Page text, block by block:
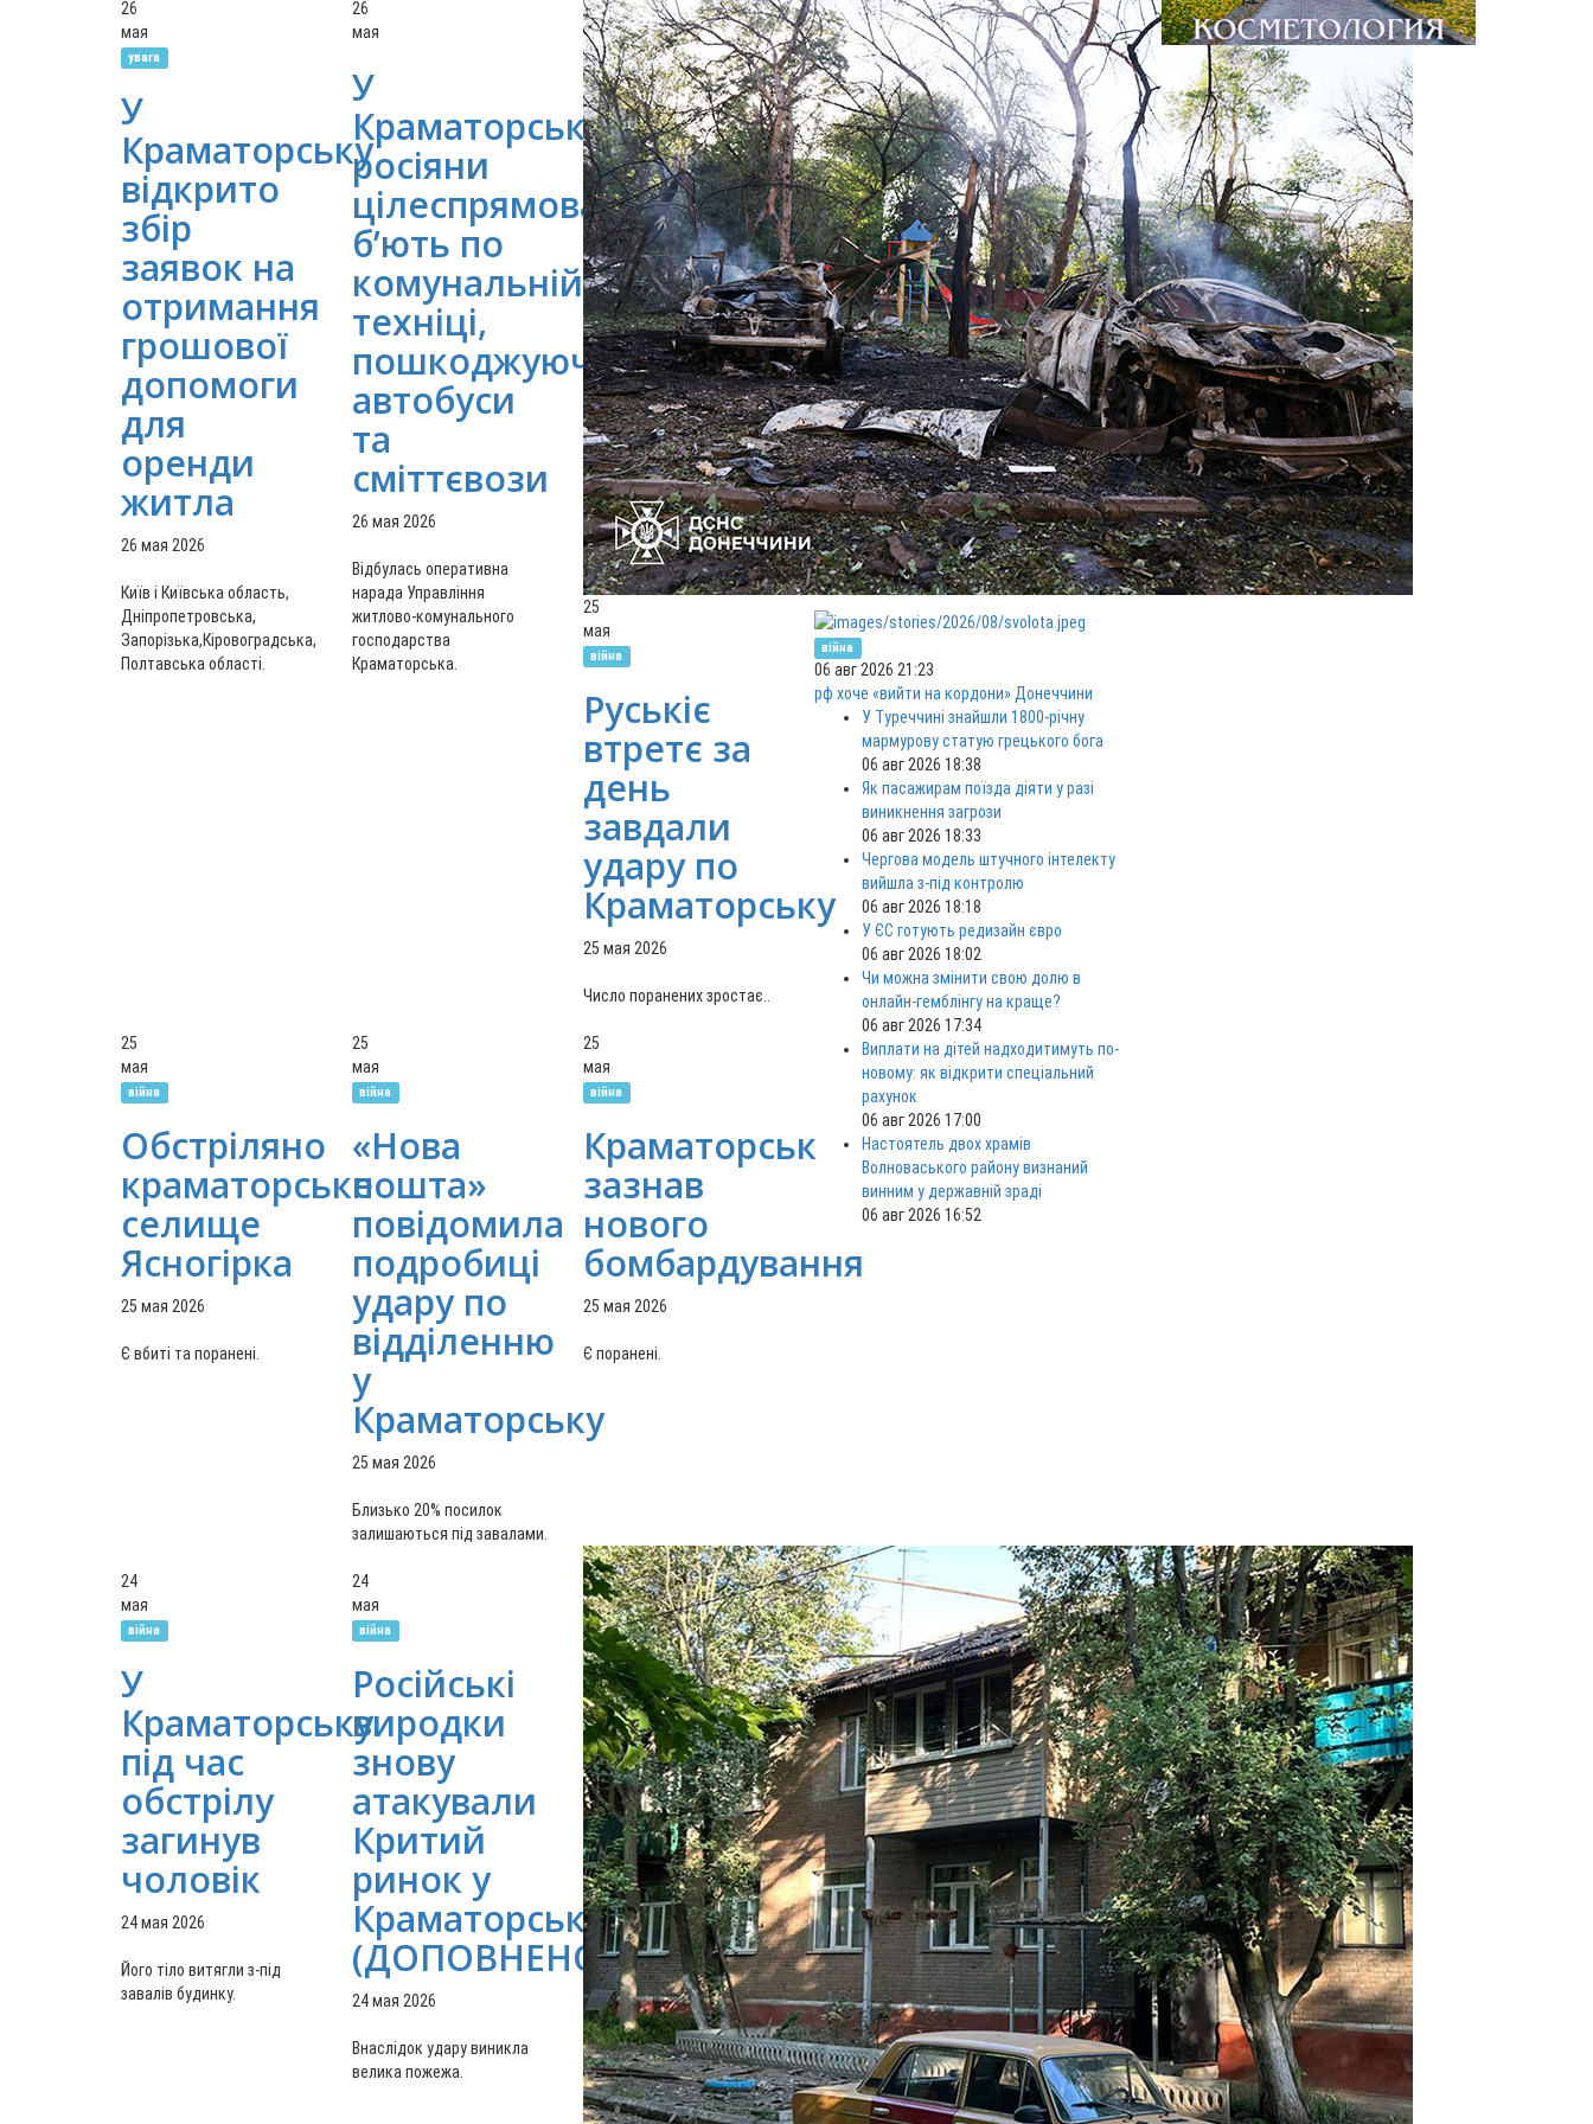
26
мая
увага
У
Краматорську
відкрито
збір
заявок на
отримання
грошової
допомоги
для
оренди
житла
26 мая 2026
Київ і Київська область,
Дніпропетровська,
Запорізька,Кіровоградська,
Полтавська області.
26
мая
У
Краматорську
росіяни
цілеспрямовано
б’ють по
комунальній
техніці,
пошкоджуючи
автобуси
та
сміттєвози
26 мая 2026
Відбулась оперативна
нарада Управління
житлово-комунального
господарства
Краматорська.
25
мая
війна
Руськіє
втретє за
день
завдали
удару по
Краматорську
25 мая 2026
Число поранених зростає..
25
мая
війна
Обстріляно
краматорське
селище
Ясногірка
25 мая 2026
Є вбиті та поранені.
25
мая
війна
«Нова
пошта»
повідомила
подробиці
удару по
відділенню
у
Краматорську
25 мая 2026
Близько 20% посилок
залишаються під завалами.
25
мая
війна
Краматорськ
зазнав
нового
бомбардування
25 мая 2026
Є поранені.
24
мая
війна
У
Краматорську
під час
обстрілу
загинув
чоловік
24 мая 2026
Його тіло витягли з-під
завалів будинку.
24
мая
війна
Російські
виродки
знову
атакували
Критий
ринок у
Краматорську
(ДОПОВНЕНО)
24 мая 2026
Внаслідок удару виникла
велика пожежа.
Останні Новини
війна
06 авг 2026 21:23
рф хоче «вийти на кордони» Донеччини
У Туреччині знайшли 1800-річну
мармурову статую грецького бога
06 авг 2026 18:38
Як пасажирам поїзда діяти у разі
виникнення загрози
06 авг 2026 18:33
Чергова модель штучного інтелекту
вийшла з-під контролю
06 авг 2026 18:18
У ЄС готують редизайн євро
06 авг 2026 18:02
Чи можна змінити свою долю в
онлайн-гемблінгу на краще?
06 авг 2026 17:34
Виплати на дітей надходитимуть по-
новому: як відкрити спеціальний
рахунок
06 авг 2026 17:00
Настоятель двох храмів
Волноваського району визнаний
винним у державній зраді
06 авг 2026 16:52